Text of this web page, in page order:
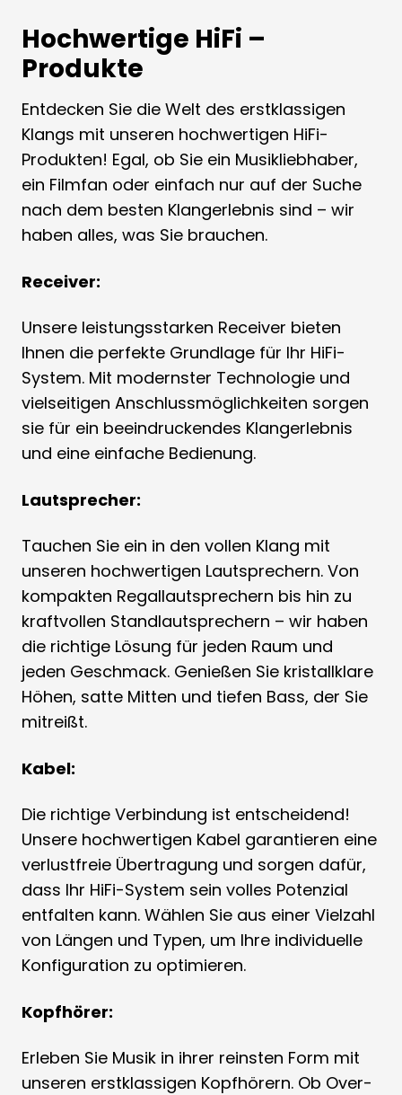
Hochwertige HiFi –
Produkte
Entdecken Sie die Welt des erstklassigen
Klangs mit unseren hochwertigen HiFi-
Produkten! Egal, ob Sie ein Musikliebhaber,
ein Filmfan oder einfach nur auf der Suche
nach dem besten Klangerlebnis sind – wir
haben alles, was Sie brauchen.
Receiver:
Unsere leistungsstarken Receiver bieten
Ihnen die perfekte Grundlage für Ihr HiFi-
System. Mit modernster Technologie und
vielseitigen Anschlussmöglichkeiten sorgen
sie für ein beeindruckendes Klangerlebnis
und eine einfache Bedienung.
Lautsprecher:
Tauchen Sie ein in den vollen Klang mit
unseren hochwertigen Lautsprechern. Von
kompakten Regallautsprechern bis hin zu
kraftvollen Standlautsprechern – wir haben
die richtige Lösung für jeden Raum und
jeden Geschmack. Genießen Sie kristallklare
Höhen, satte Mitten und tiefen Bass, der Sie
mitreißt.
Kabel:
Die richtige Verbindung ist entscheidend!
Unsere hochwertigen Kabel garantieren eine
verlustfreie Übertragung und sorgen dafür,
dass Ihr HiFi-System sein volles Potenzial
entfalten kann. Wählen Sie aus einer Vielzahl
von Längen und Typen, um Ihre individuelle
Konfiguration zu optimieren.
Kopfhörer:
Erleben Sie Musik in ihrer reinsten Form mit
unseren erstklassigen Kopfhörern. Ob Over-